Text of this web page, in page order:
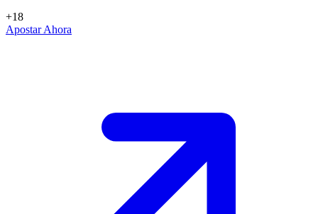
+18
Apostar Ahora